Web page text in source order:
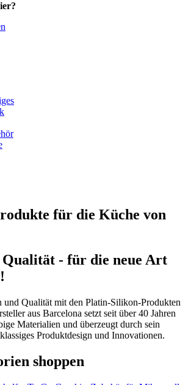
für die Küche von
- für die neue Art
und Qualität mit den Platin-Silikon-Produkten
aus Barcelona setzt seit über 40 Jahren
Materialien und überzeugt durch sein
Produktdesign und Innovationen.
shoppen